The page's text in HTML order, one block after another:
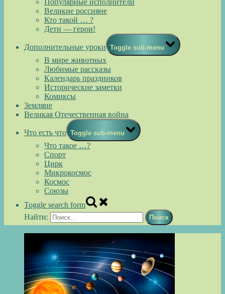
Популярные исполнители
Великие россияне
Кто такой … ?
Дети — герои!
Дополнительные уроки Toggle sub-menu
В мире животных
Любимые рассказы
Календарь праздников
Исторические заметки
Комиксы
Земляне
Великая Отечественная война
Что есть что Toggle sub-menu
Что такое …?
Спорт
Цирк
Микрокосмос
Космос
Союзы
Toggle search form
Найти: